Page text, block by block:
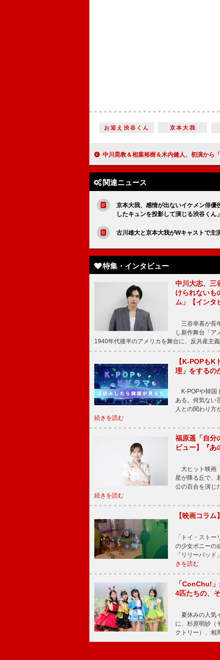
お迎え渋谷くん 京本大我
中川晃教＆相葉裕樹＆木内健人、初演から「どう“進化”させていくのか」 ミュージカル「CROSS ROAD」2年ぶりの再演
関連ニュース
京本大我、感情が出ないイケメン俳優
したキュンを投影して演じる渋谷くん
古川雄大と京本大我がWキャストで
特集・インタビュー
中川大志、三
けられないも
ム」【インタ
三谷幸喜が長
し新作舞台「ア
1940年代後半のアメリカを舞台に、反共産主
【K-POPも
理」をするの
K-POPや韓国
ある。何気ない
人との関わり方
続きを読む
福原遥「自分
ビュー】『あ
大ヒット映画
星が降る丘で、
公の百合を演じ
続きを読む
【映画コラ
「トイ・スト
の少女ボニーの
「リリーパッ
きを読む
「ConChu!
4匹たちの、
夏休みの人気
に、杉原明紗（
クトリー）、相